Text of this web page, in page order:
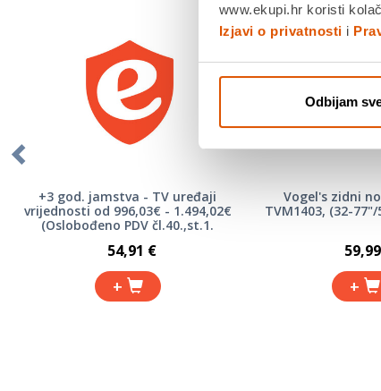
www.ekupi.hr koristi
Izjavi o privatnosti i
Odbijam
+3 god. jamstva - TV uređaji
vrijednosti od 996,03€ - 1.494,02€
(Oslobođeno PDV čl.40.,st.1.
54,91 €
+
Vogel's zidni
TVM1403, (32-
+